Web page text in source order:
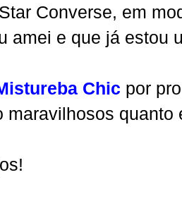
Converse, em
amei e que já estou
Chic por
quanto